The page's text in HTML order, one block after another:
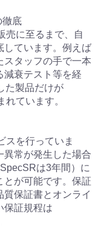
徹底
売に至るまで、自
しています。例えば
スタッフの手で一本
減衰テスト等を経
た製品だけが
ています。
スを行っていま
異常が発生した場合
は3年間）に
とが可能です。保証
保証書とオンライ
保証規程は